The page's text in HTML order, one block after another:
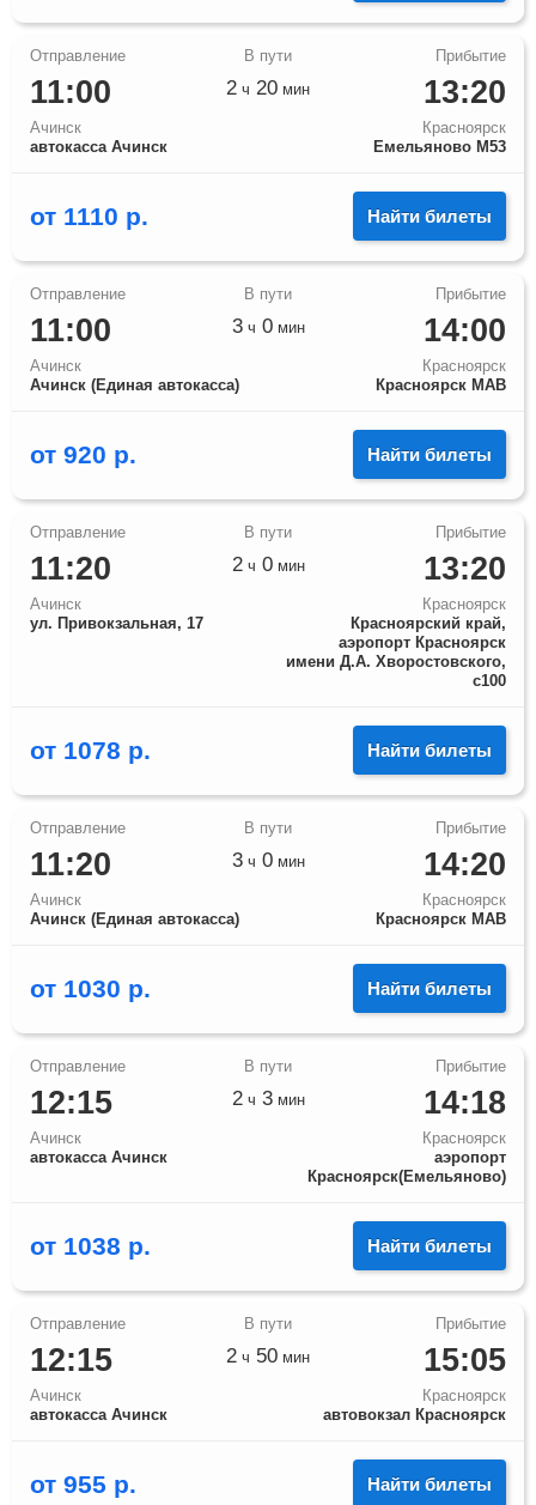
11:00
Ачинск
автокасса Ачинск
13:20
Красноярск
Емельяново М53
2 ч 20 мин
от 1110 р. Найти билеты
11:00
Ачинск
Ачинск (Единая автокасса)
14:00
Красноярск
Красноярск МАВ
3ч 0мин
от 920 р. Найти билеты
11:20
Ачинск
ул. Привокзальная, 17
13:20
Красноярск
Красноярский край,
аэропорт Красноярск
имени Д.А. Хворостовского,
с100
2ч 0мин
от 1078 р. Найти билеты
11:20
Ачинск
Ачинск (Единая автокасса)
14:20
Красноярск
Красноярск МАВ
3ч 0мин
от 1030 р. Найти билеты
12:15
Ачинск
автокасса Ачинск
14:18
Красноярск
аэропорт
Красноярск(Емельяново)
2ч 3мин
от 1038 р. Найти билеты
12:15
Ачинск
автокасса Ачинск
15:05
Красноярск
автовокзал Красноярск
2 ч 50 мин
от 955 р. Найти билеты